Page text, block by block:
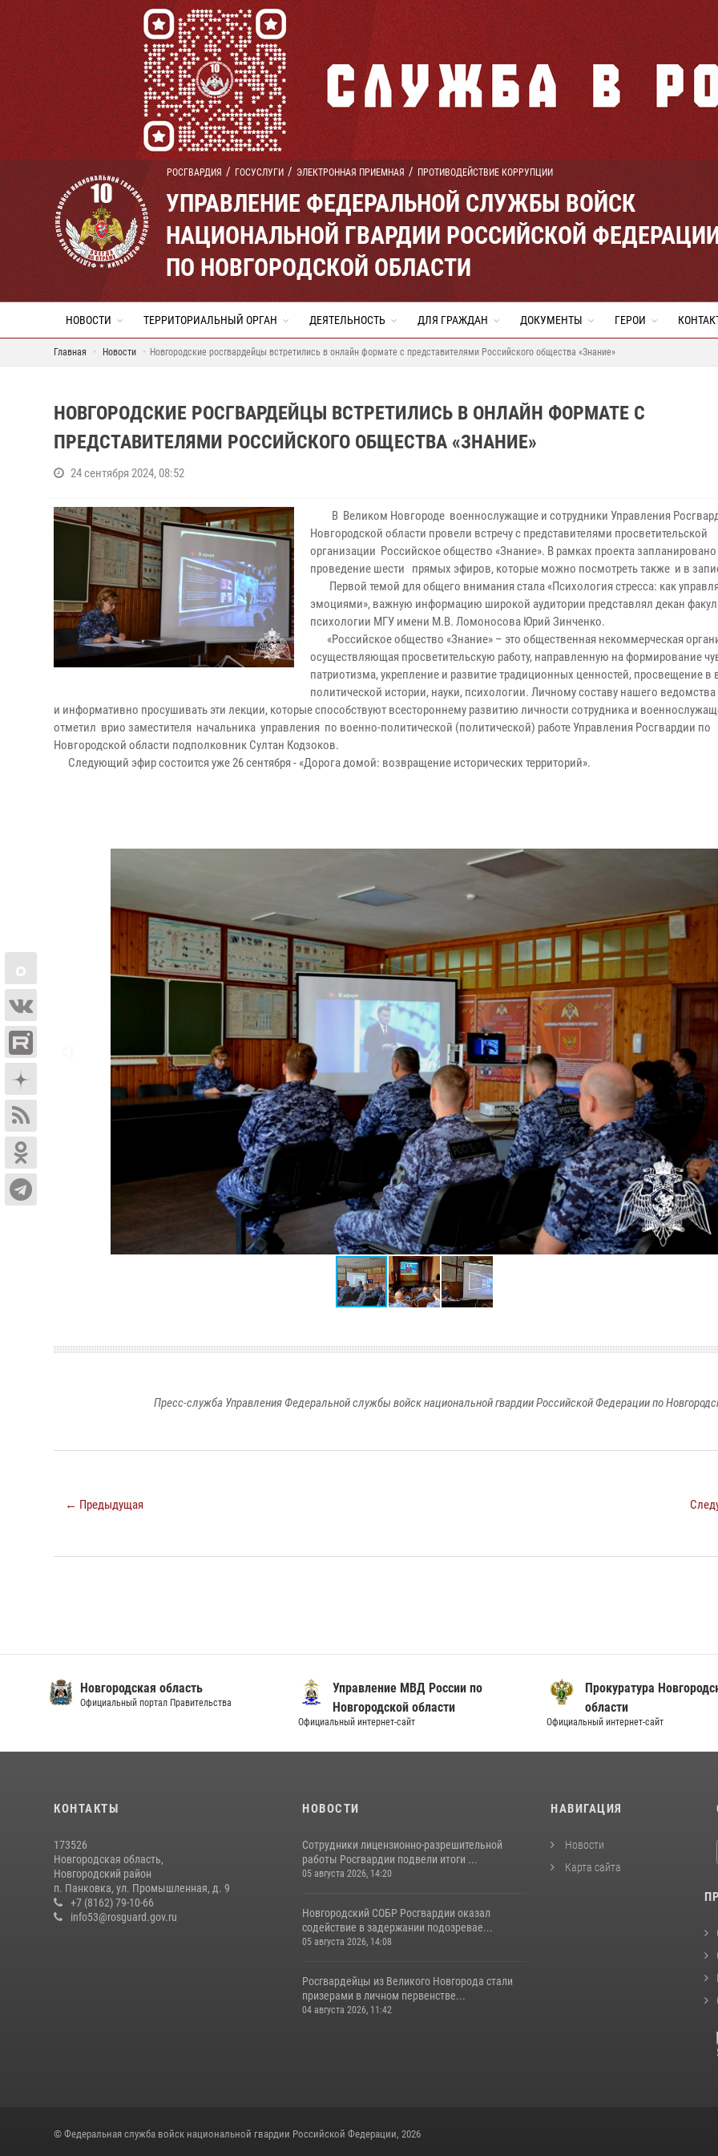
РОСГВАРДИЯ ГОСУСЛУГИ ЭЛЕКТРОННАЯ ПРИЕМНАЯ ПРОТИВОДЕЙСТВИЕ КОРРУПЦИИ
УПРАВЛЕНИЕ ФЕДЕРАЛЬНОЙ СЛУЖБЫ ВОЙСК
НАЦИОНАЛЬНОЙ ГВАРДИИ РОССИЙСКОЙ
ПО НОВГОРОДСКОЙ ОБЛАСТИ
НОВОСТИ ТЕРРИТОРИАЛЬНЫЙ ОРГАН ДЕЯТЕЛЬНОСТЬ ДЛЯ ГРАЖДАН ДОКУМЕНТЫ ГЕРОИ
Главная Новости Новгородские росгвардейцы встретились в онлайн формате с представителями Российского общества «Знание»
НОВГОРОДСКИЕ РОСГВАРДЕЙЦЫ ВСТРЕТИЛИСЬ В ОНЛАЙН ФОРМАТЕ С
ПРЕДСТАВИТЕЛЯМИ РОССИЙСКОГО ОБЩЕСТВА «ЗНАНИЕ»
24 сентября 2024, 08:52
В Великом Новгороде военнослужащие и сотрудники Управления
Новгородской области провели встречу с представителями просветительской
организации Российское общество «Знание». В рамках проекта запланировано
проведение шести прямых эфиров, которые можно посмотреть также и в
Первой темой для общего внимания стала «Психология стресса: как
эмоциями», важную информацию широкой аудитории представлял декан
психологии МГУ имени М.В. Ломоносова Юрий Зинченко.
«Российское общество «Знание» – это общественная некоммерческая
осуществляющая просветительскую работу, направленную на формирование
патриотизма, укрепление и развитие традиционных ценностей, просвещение в
политической истории, науки, психологии. Личному составу нашего
и информативно просушивать эти лекции, которые способствуют всестороннему развитию личности сотрудника и
отметил врио заместителя начальника управления по военно-политической (политической) работе Управления Росгвардии по
Новгородской области подполковник Султан Кодзоков.
Следующий эфир состоится уже 26 сентября - «Дорога домой: возвращение исторических территорий».
Пресс-служба Управления Федеральной службы войск национальной гвардии Российской Федерации по
← Предыдущая
Новгородская область
Официальный портал Правительства
Управление МВД России по
Новгородской области
Официальный интернет-сайт
Прокуратура
области
Официальный интернет-сайт
КОНТАКТЫ
173526
Новгородская область,
Новгородский район
п. Панковка, ул. Промышленная, д. 9
+7 (8162) 79-10-66
info53@rosguard.gov.ru
НОВОСТИ
Сотрудники лицензионно-разрешительной
работы Росгвардии подвели итоги ...
05 августа 2026, 14:20
Новгородский СОБР Росгвардии оказал
содействие в задержании подозревае...
05 августа 2026, 14:08
Росгвардейцы из Великого Новгорода стали
призерами в личном первенстве...
04 августа 2026, 11:42
НАВИГАЦИЯ
Новости
Карта сайта
© Федеральная служба войск национальной гвардии Российской Федерации, 2026